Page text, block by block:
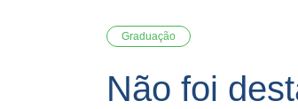
Graduação
Não foi